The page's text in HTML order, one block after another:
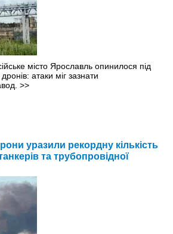
місто Ярославль опинилося під
атаки міг зазнати
>>
уразили рекордну кількість
та трубопровідної